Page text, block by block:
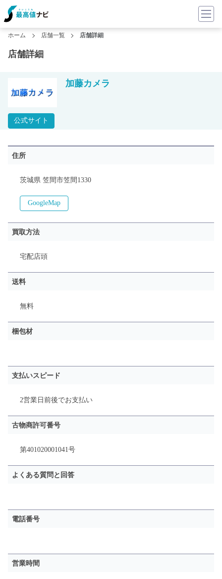
ホーム 店舗一覧 店舗詳細
店舗詳細
公式サイト
加藤カメラ
住所
茨城県 笠間市笠間1330
GoogleMap
買取方法
宅配店頭
送料
無料
梱包材
支払いスピード
2営業日前後でお支払い
古物商許可番号
第401020001041号
よくある質問と回答
電話番号
営業時間